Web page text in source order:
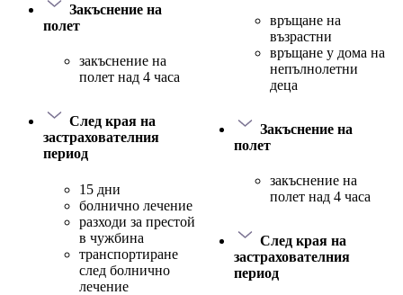
Закъснение на
полет
закъснение на
полет над 4 часа
След края на
застрахователния
период
15 дни
болнично лечение
разходи за престой
в чужбина
транспортиране
след болнично
лечение
връщане на
възрастни
връщане у дома на
непълнолетни
деца
Закъснение на
полет
закъснение на
полет над 4 часа
След края на
застрахователния
период